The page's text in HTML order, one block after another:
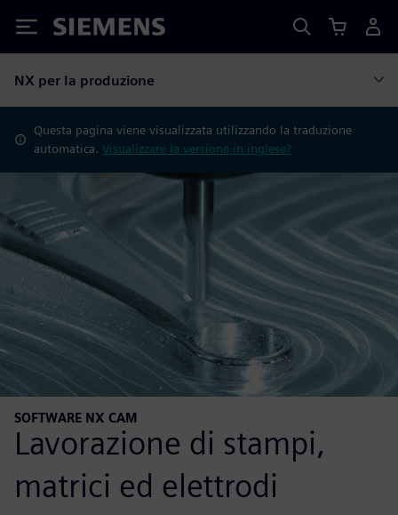
Siemens
NX per la produzione
Questa pagina viene visualizzata utilizzando la traduzione
automatica.Visualizzare la versione in inglese?
SOFTWARE NX CAM
Lavorazione di stampi,
matrici ed elettrodi